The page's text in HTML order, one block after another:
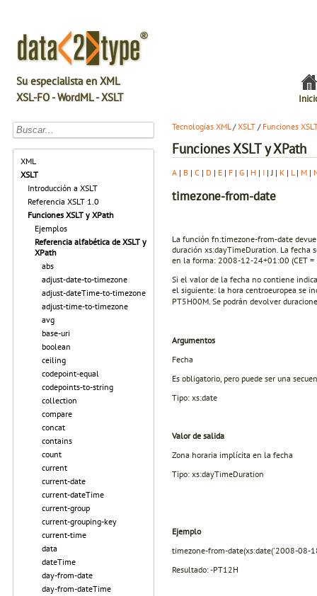
Su especialista en XML
XSL-FO - WordML - XSLT
XML
XSLT
Introducción a XSLT
Referencia XSLT 1.0
Funciones XSLT y XPath
Ejemplos
Referencia alfabética de XSLT y
XPath
abs
adjust-date-to-timezone
adjust-dateTime-to-timezone
adjust-time-to-timezone
avg
base-uri
boolean
ceiling
codepoint-equal
codepoints-to-string
collection
compare
concat
contains
count
current
current-date
current-dateTime
current-group
current-grouping-key
current-time
data
dateTime
day-from-date
day-from-dateTime
Tecnologías XML/XSLT / Funciones
Funciones XSLT y XPath
A | B | C | D | E | F | G | H | I | J | K | L | M |
timezone-from-date
La función fn:timezone-from-date
duración xs:dayTimeDuration. La fecha
en la forma: 2008-12-24+01:00 (CET =
Si el valor de la fecha no contiene
el siguiente: la hora centroeuropea se
PT5H00M. Se podrán devolver
Argumentos
Fecha
Es obligatorio, pero puede ser una
Tipo: xs:date
Valor de salida
Zona horaria implícita en la fecha
Tipo: xs:dayTimeDuration
Ejemplo
timezone-from-date(xs:date('2008-08-
Resultado: -PT12H